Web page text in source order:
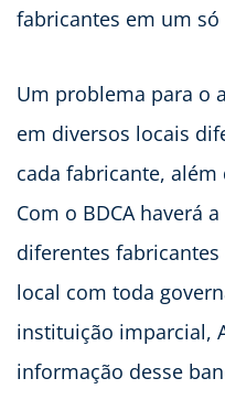
fabricantes em um
Um problema para o
em diversos locais
cada fabricante, além
Com o BDCA haverá
diferentes
local com toda
instituição imparcial,
informação desse